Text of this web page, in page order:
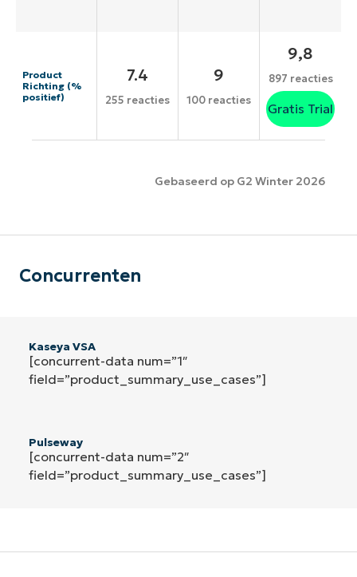
Product
Richting (%
positief)
7.4
255 reacties
9
100 reacties
9,8
897 reacties
Gratis Trial
Gebaseerd op G2 Winter 2026
Concurrenten
Kaseya VSA
[concurrent-data num=”1″
field=”product_summary_use_cases”]
Pulseway
[concurrent-data num=”2″
field=”product_summary_use_cases”]